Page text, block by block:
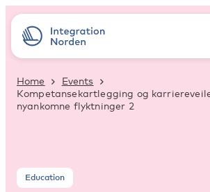
Home
Events
Kompetansekartlegging og
nyankomne flyktninger 2
Education